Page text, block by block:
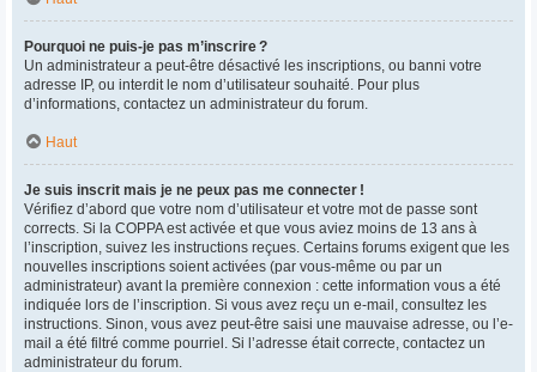
Pourquoi ne puis-je pas m’inscrire ?
Un administrateur a peut-être désactivé les inscriptions, ou banni votre
adresse IP, ou interdit le nom d’utilisateur souhaité. Pour plus
d’informations, contactez un administrateur du forum.
Haut
Je suis inscrit mais je ne peux pas me connecter !
Vérifiez d’abord que votre nom d’utilisateur et votre mot de passe sont
corrects. Si la COPPA est activée et que vous aviez moins de 13 ans à
l’inscription, suivez les instructions reçues. Certains forums exigent que les
nouvelles inscriptions soient activées (par vous-même ou par un
administrateur) avant la première connexion : cette information vous a été
indiquée lors de l’inscription. Si vous avez reçu un e-mail, consultez les
instructions. Sinon, vous avez peut-être saisi une mauvaise adresse, ou l’e-
mail a été filtré comme pourriel. Si l’adresse était correcte, contactez un
administrateur du forum.